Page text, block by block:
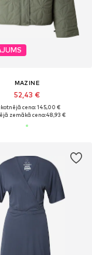
MAZINE
52,43 €
cena: 145,00 €
zemākā cena:48,93 €